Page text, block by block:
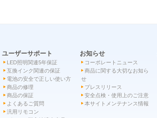
ユーザーサポート
LED照明関連5年保証
互換インク関連の保証
電池の安全で正しい使い方
商品の修理
商品の保証
よくあるご質問
汎用リモコン
お知らせ
コーポレートニュース
商品に関する大切なお知ら
せ
プレスリリース
安全点検・使用上のご注意
本サイトメンテナンス情報